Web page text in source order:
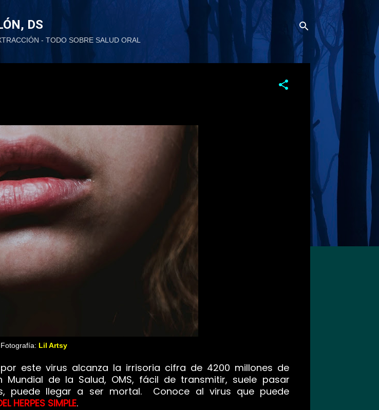
DS
- TODO SOBRE SALUD ORAL
Fotografía: Lil Artsy
este virus alcanza la irrisoria cifra de 4200 millones de
de la Salud, OMS, fácil de transmitir, suele pasar
puede llegar a ser mortal. Conoce al virus que puede
HERPES SIMPLE.